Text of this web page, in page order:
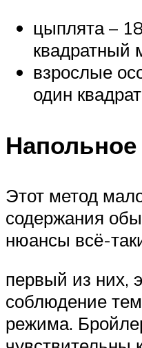
цыплята –
квадратный
взрослые
один
Этот метод
содержания
нюансы всё-
первый из них,
соблюдение
режима.